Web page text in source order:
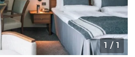
1 / 1